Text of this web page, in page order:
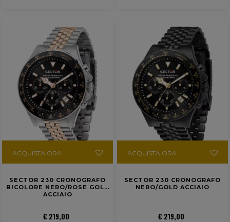
ACQUISTA ORA
SECTOR 230 CRONOGRAFO
BICOLORE NERO/ROSE GOLD
ACCIAIO
€ 219,00
ACQUISTA ORA
SECTOR 230 CRONOGRAFO
NERO/GOLD ACCIAIO
€ 219,00